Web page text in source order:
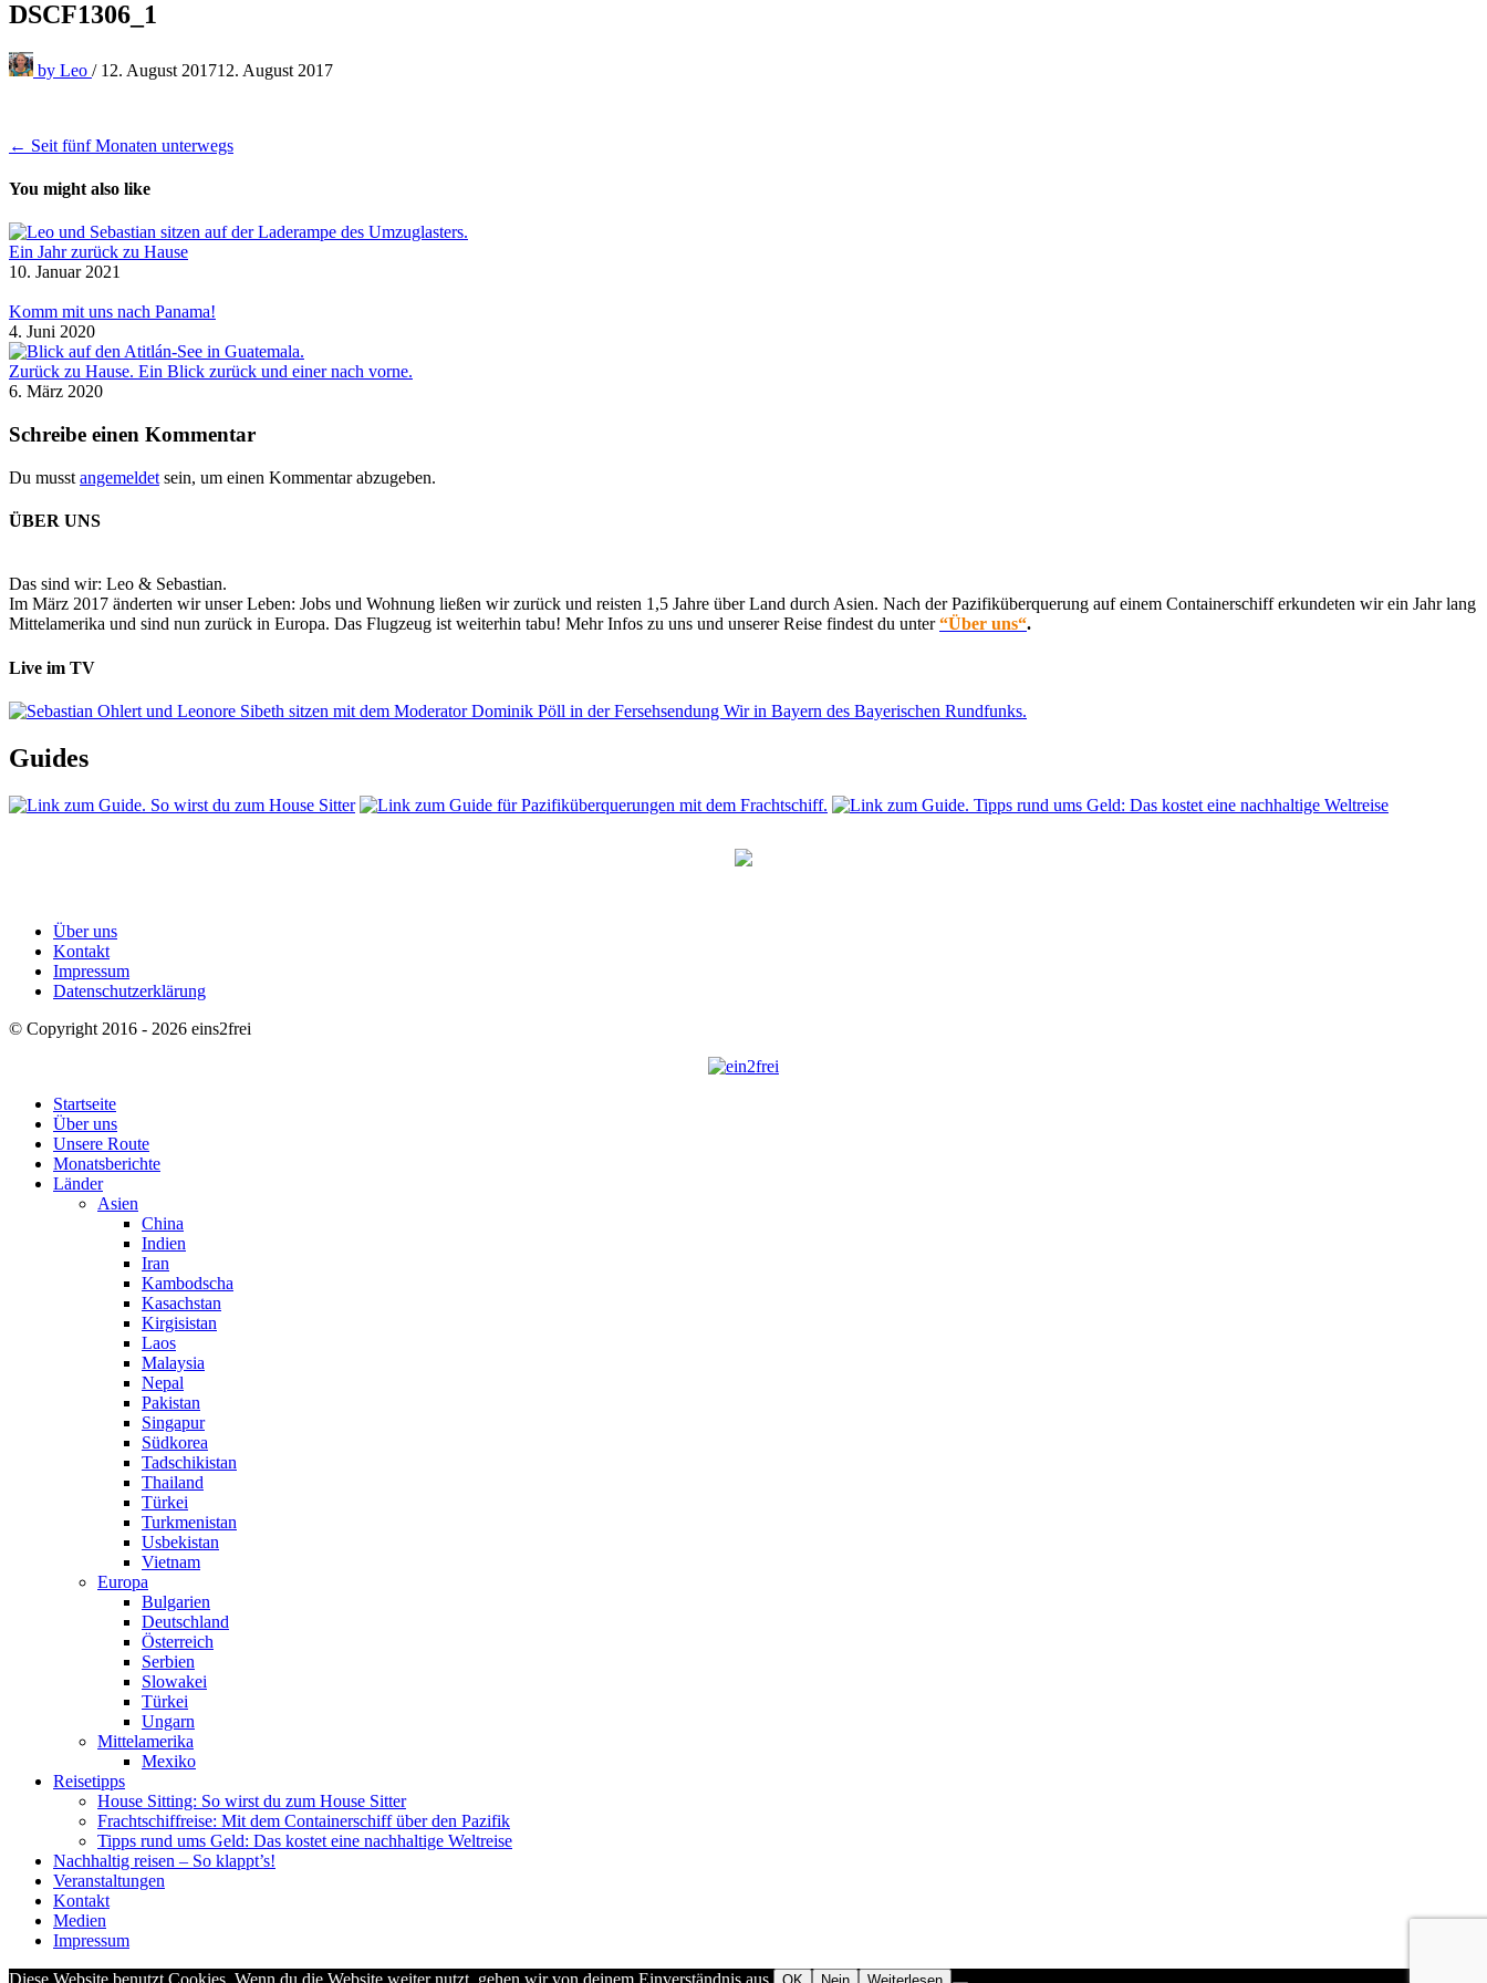
DSCF1306_1
by Leo / 12. August 201712. August 2017
Beitragsnavigation
← Seit fünf Monaten unterwegs
You might also like
Ein Jahr zurück zu Hause
10. Januar 2021
Komm mit uns nach Panama!
4. Juni 2020
Zurück zu Hause. Ein Blick zurück und einer nach vorne.
6. März 2020
Schreibe einen Kommentar
Du musst angemeldet sein, um einen Kommentar abzugeben.
ÜBER UNS
Das sind wir: Leo & Sebastian.
Im März 2017 änderten wir unser Leben: Jobs und Wohnung ließen wir zurück und reisten 1,5 Jahre über Land durch Asien. Nach der Pazifiküberquerung auf einem Containerschiff erkundeten wir ein Jahr lang
Mittelamerika und sind nun zurück in Europa. Das Flugzeug ist weiterhin tabu! Mehr Infos zu uns und unserer Reise findest du unter“Über uns“.
Live im TV
Guides
Über uns
Kontakt
Impressum
Datenschutzerklärung
© Copyright 2016 - 2026 eins2frei
Startseite
Über uns
Unsere Route
Monatsberichte
Länder
Asien
China
Indien
Iran
Kambodscha
Kasachstan
Kirgisistan
Laos
Malaysia
Nepal
Pakistan
Singapur
Südkorea
Tadschikistan
Thailand
Türkei
Turkmenistan
Usbekistan
Vietnam
Europa
Bulgarien
Deutschland
Österreich
Serbien
Slowakei
Türkei
Ungarn
Mittelamerika
Mexiko
Reisetipps
House Sitting: So wirst du zum House Sitter
Frachtschiffreise: Mit dem Containerschiff über den Pazifik
Tipps rund ums Geld: Das kostet eine nachhaltige Weltreise
Nachhaltig reisen – So klappt’s!
Veranstaltungen
Kontakt
Medien
Impressum
Diese Website benutzt Cookies. Wenn du die Website weiter nutzt, gehen wir von deinem Einverständnis aus.